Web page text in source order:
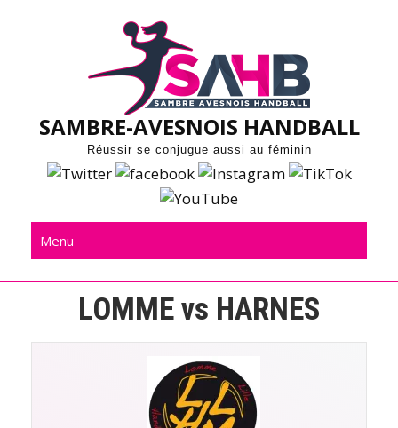
SAMBRE-AVESNOIS HANDBALL
Réussir se conjugue aussi au féminin
Menu
LOMME vs HARNES